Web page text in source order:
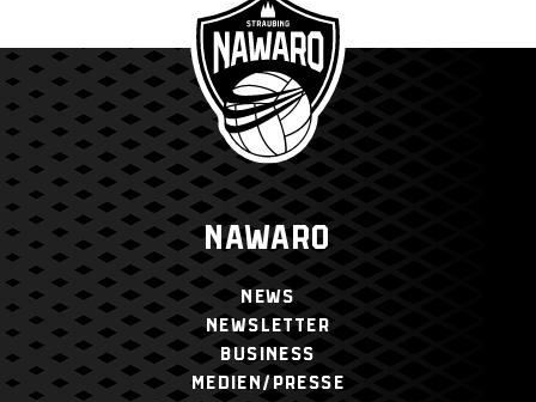
NAWARO
NEWS
NEWSLETTER
BUSINESS
MEDIEN/PRESSE